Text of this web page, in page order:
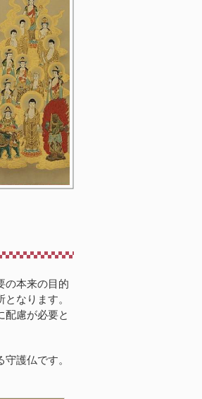
の本来の目的
なります。
配慮が必要と
護仏です。